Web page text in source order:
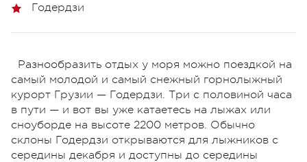
Годердзи
Разнообразить отдых у моря можно поездкой на
самый молодой и самый снежный горнолыжный
курорт Грузии — Годердзи. Три с половиной часа
в пути — и вот вы уже катаетесь на лыжах или
сноуборде на высоте 2200 метров. Обычно
склоны Годердзи открываются для лыжников с
середины декабря и доступны до середины